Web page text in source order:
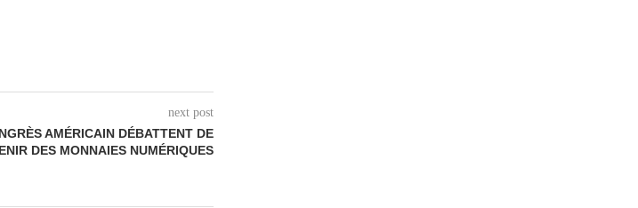
next post
AMÉRICAIN DÉBATTENT DE
DES MONNAIES NUMÉRIQUES